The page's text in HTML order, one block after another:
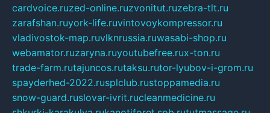
cardvoice.ruzed-online.ruzvonitut.ruzebra-tlt.ru
zarafshan.ruyork-life.ruvintovoykompressor.ru
vladivostok-map.ruvlknrussia.ruwasabi-shop.ru
webamator.ruzaryna.ruyoutubefree.rux-ton.ru
trade-farm.rutajuncos.rutaksu.rutor-lyubov-i-grom.ru
spayderhed-2022.rusplclub.rustoppamedia.ru
snow-guard.ruslovar-ivrit.rucleanmedicine.ru